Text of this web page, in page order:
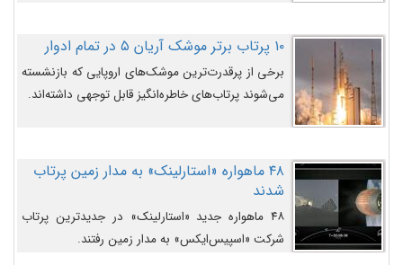
می‌دانند، است و قرار است افشاگران یوفوها هفته آینده
در مقابل آنها شهادت دهند.۱۰ پرتاب برتر موشک آریان ۵ در تمام ادوار
برخی از پرقدرت‌ترین موشک‌های اروپایی که بازنشسته
می‌شوند پرتاب‌های خاطره‌انگیز قابل توجهی داشته‌اند.
۴۸ ماهواره «استارلینک» به مدار زمین پرتاب
شدند
۴۸ ماهواره جدید «استارلینک» در جدیدترین پرتاب
شرکت «اسپیس‌ایکس» به مدار زمین رفتند.